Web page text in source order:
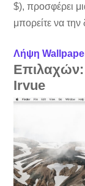
$), προσφέρει
μπορείτε να την
Λήψη
Irvue